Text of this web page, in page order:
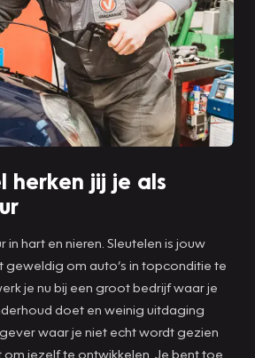
herken jij je als
hart en nieren. Sleutelen is jouw
geweldig om auto’s in topconditie te
je nu bij een groot bedrijf waar je
doet en weinig uitdaging
waar je niet echt wordt gezien
om jezelf te ontwikkelen. Je bent toe